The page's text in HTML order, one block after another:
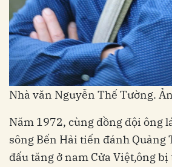
Nhà văn Nguyễn Thế Tường.
Năm 1972, cùng đồng đội ông
sông Bến Hải tiến đánh
đấu tăng ở nam Cửa Việt,ông